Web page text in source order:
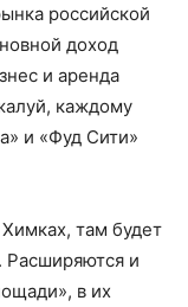
российской
доход
и аренда
каждому
и «Фуд Сити»
там будет
Расширяются и
в их